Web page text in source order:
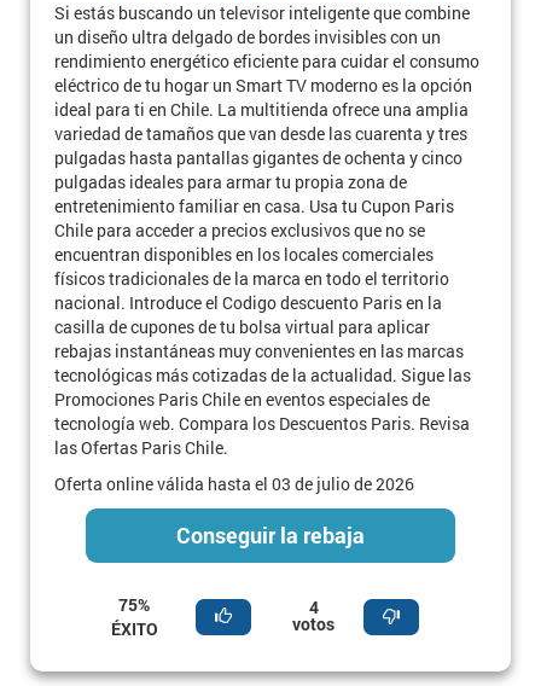
Si estás buscando un televisor inteligente que combine
un diseño ultra delgado de bordes invisibles con un
rendimiento energético eficiente para cuidar el consumo
eléctrico de tu hogar un Smart TV moderno es la opción
ideal para ti en Chile. La multitienda ofrece una amplia
variedad de tamaños que van desde las cuarenta y tres
pulgadas hasta pantallas gigantes de ochenta y cinco
pulgadas ideales para armar tu propia zona de
entretenimiento familiar en casa. Usa tu Cupon Paris
Chile para acceder a precios exclusivos que no se
encuentran disponibles en los locales comerciales
físicos tradicionales de la marca en todo el territorio
nacional. Introduce el Codigo descuento Paris en la
casilla de cupones de tu bolsa virtual para aplicar
rebajas instantáneas muy convenientes en las marcas
tecnológicas más cotizadas de la actualidad. Sigue las
Promociones Paris Chile en eventos especiales de
tecnología web. Compara los Descuentos Paris. Revisa
las Ofertas Paris Chile.
Oferta online válida hasta el 03 de julio de 2026
Conseguir la rebaja
75%
ÉXITO
4
votos